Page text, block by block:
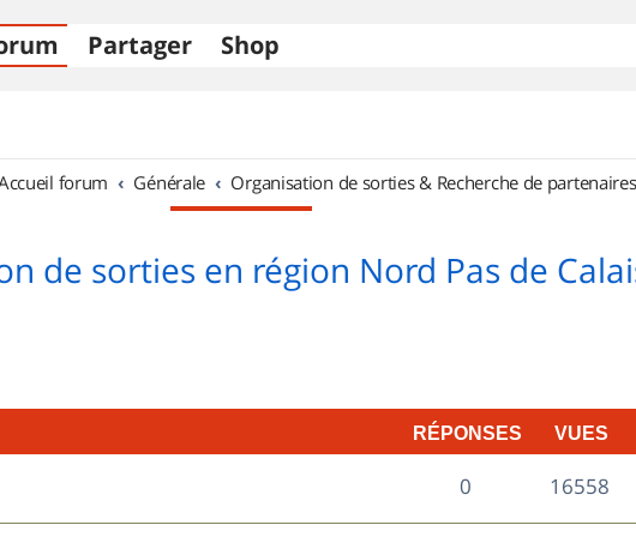
Partager Shop
forum Générale Organisation de sorties & Recherche de partenaires
de sorties en région Nord Pas de
RÉPONSES VUES
0R
é
16558V
u